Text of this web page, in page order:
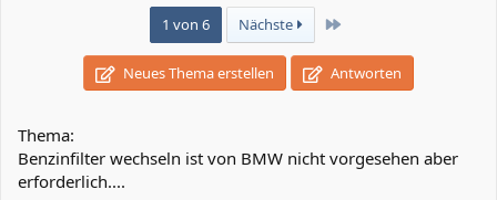
1 von 6 Nächste Letzte
Neues Thema erstellen Antworten
Thema:
Benzinfilter wechseln ist von BMW nicht vorgesehen aber
erforderlich....